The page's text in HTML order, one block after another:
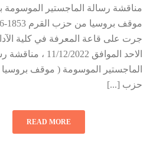
مناقشة رسالة الماجستير الموسومة
جرت على قاعة المعرفة في كلية
الاحد الموافق 11/12/2022 ،
الماجستير الموسومة ( موقف
حزب [...]
READ MORE